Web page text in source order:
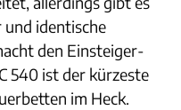
identische
den Einsteiger-
540 ist der kürzeste
im Heck.